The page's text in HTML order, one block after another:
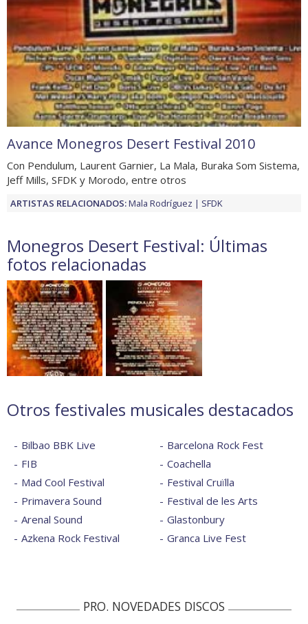
Avance Monegros Desert Festival 2010
Con Pendulum, Laurent Garnier, La Mala, Buraka Som Sistema,
Jeff Mills, SFDK y Morodo, entre otros
ARTISTAS RELACIONADOS:Mala Rodríguez SFDK
Monegros Desert Festival: Últimas
fotos relacionadas
Otros festivales musicales destacados
Bilbao BBK Live
FIB
Mad Cool Festival
Primavera Sound
Arenal Sound
Azkena Rock Festival
Barcelona Rock Fest
Coachella
Festival Cruïlla
Festival de les Arts
Glastonbury
Granca Live Fest
PRO. NOVEDADES DISCOS